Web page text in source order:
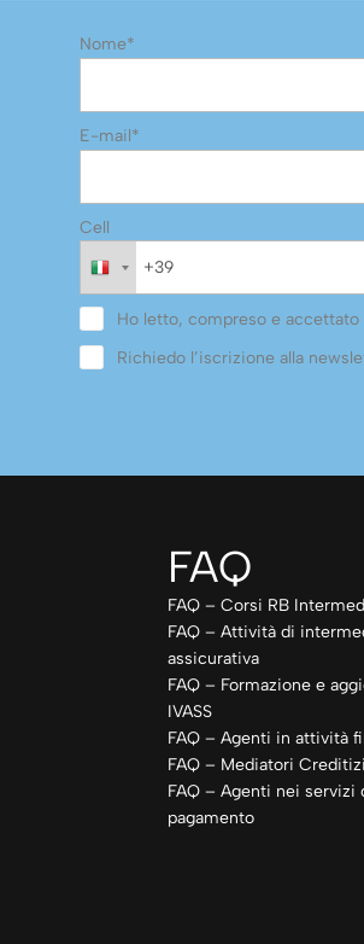
Nome*
E-mail*
Cell
Ho letto, compreso e accettato
Richiedo l’iscrizione alla
FAQ
FAQ – Corsi RB
FAQ – Attività di
assicurativa
FAQ – Formazione e
IVASS
FAQ – Agenti in attività
FAQ – Mediatori Creditizi
FAQ – Agenti nei servizi
pagamento